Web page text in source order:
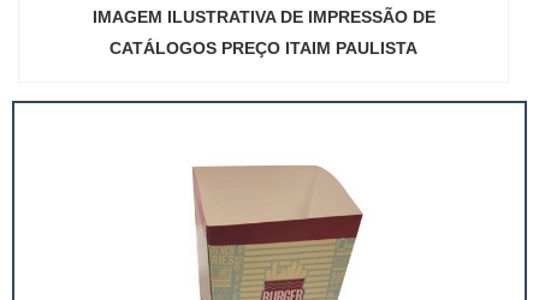
IMAGEM ILUSTRATIVA DE IMPRESSÃO DE
CATÁLOGOS PREÇO ITAIM PAULISTA